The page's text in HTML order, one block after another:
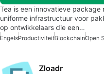
Tea is een innovatieve
uniforme infrastructuur voor
op ontwikkelaars die een…
EngelsProductiviteitBlockchainOpen
Zloadr